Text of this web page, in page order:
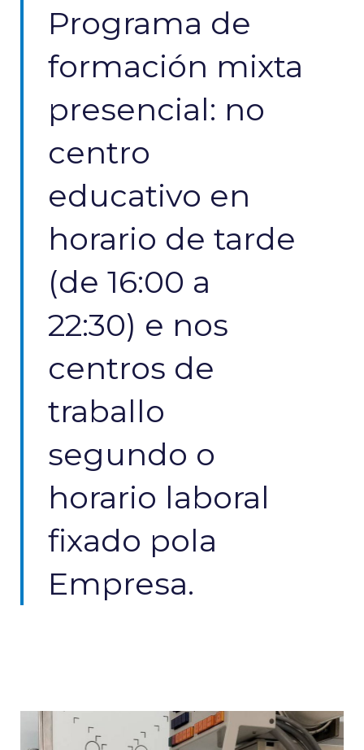
Programa de
formación mixta
presencial: no
centro
educativo en
horario de tarde
(de 16:00 a
22:30) e nos
centros de
traballo
segundo o
horario laboral
fixado pola
Empresa.